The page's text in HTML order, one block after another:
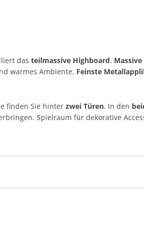
dasteilmassive Highboard.
warmes Ambiente. Feinste
finden Sie hinterzwei Türen. In den
Spielraum für dekorative